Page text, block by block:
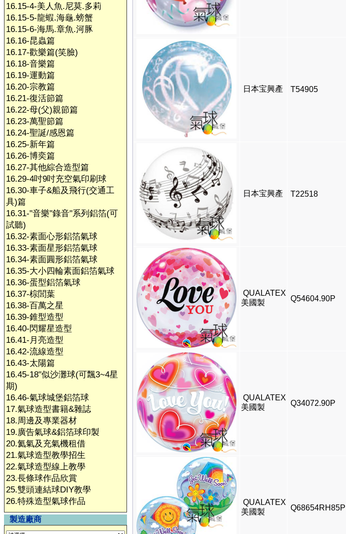
16.15-4-美人魚.尼莫.多莉
16.15-5-龍蝦.海龜.螃蟹
16.15-6-海馬.章魚.河豚
16.16-昆蟲篇
16.17-歡樂篇(笑臉)
16.18-音樂篇
16.19-運動篇
16.20-宗教篇
16.21-復活節篇
16.22-母(父)親節篇
16.23-萬聖節篇
16.24-聖誕/感恩篇
16.25-新年篇
16.26-博奕篇
16.27-其他綜合造型篇
16.29-4吋9吋充空氣印刷球
16.30-車子&船及飛行(交通工
具)篇
16.31-"音樂"錄音"系列鋁箔(可
試聽)
16.32-素面心形鋁箔氣球
16.33-素面星形鋁箔氣球
16.34-素面圓形鋁箔氣球
16.35-大小四輪素面鋁箔氣球
16.36-蛋型鋁箔氣球
16.37-棕閭葉
16.38-百萬之星
16.39-錐型造型
16.40-閃耀星造型
16.41-月亮造型
16.42-流線造型
16.43-太陽篇
16.45-18"似沙灘球(可飄3~4星
期)
16.46-氣球城堡鋁箔球
17.氣球造型書籍&雜誌
18.周邊及專業器材
19.廣告氣球&鋁箔球印製
20.氦氣及充氣機租借
21.氣球造型教學招生
22.氣球造型線上教學
23.長條球作品欣賞
25.雙頭連結球DIY教學
26.特殊造型氣球作品
製造廠商
日本宝興產 T54905
日本宝興產 T22518
QUALATEX
美國製
Q54604.90P
QUALATEX
美國製
Q34072.90P
QUALATEX
美國製
Q68654RH85P